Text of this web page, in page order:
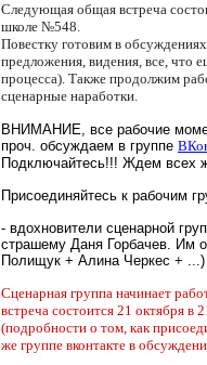
Следующая общая встреча
школе №548.
Повестку готовим в
предложения, видения, все, что
процесса). Также продолжим
сценарные наработки.
ВНИМАНИЕ, все рабочие
проч. обсуждаем в группе
Подключайтесь!!! Ждем всех
Присоединяйтесь к рабочим
- вдохновители сценарной
страшему Даня Горбачев.
Полищук + Алина Черкес + ...)
Сценарная группа начинает
встреча состоится 21 октября
(подробности о том, как
же группе вконтакте в